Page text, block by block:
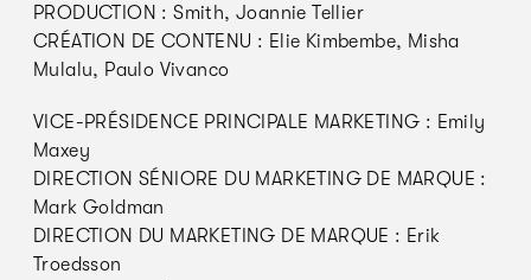
PRODUCTION : Smith, Joannie Tellier
CRÉATION DE CONTENU : Elie Kimbembe, Misha
Mulalu, Paulo Vivanco
VICE-PRÉSIDENCE PRINCIPALE MARKETING : Emily
Maxey
DIRECTION SÉNIORE DU MARKETING DE MARQUE :
Mark Goldman
DIRECTION DU MARKETING DE MARQUE : Erik
Troedsson